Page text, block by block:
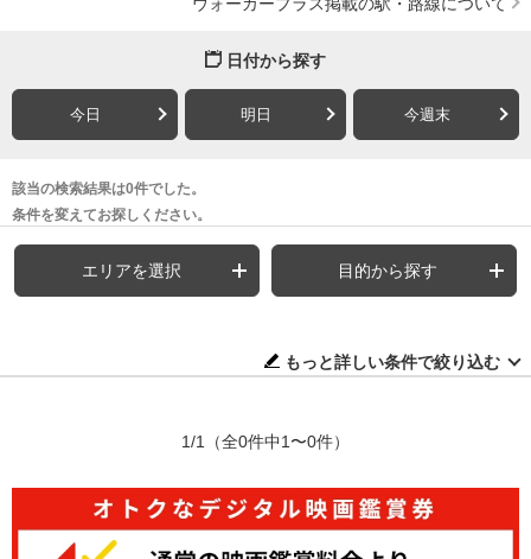
日付から探す
今日 明日 今週末
該当の検索結果は0件でした。
条件を変えてお探しください。
エリアを選択 目的から探す
もっと詳しい条件で絞り込む
1/1 （全0件中1〜0件）